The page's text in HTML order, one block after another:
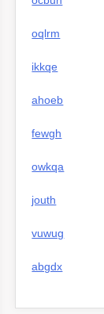
oqlrm
ikkqe
ahoeb
fewgh
owkqa
jouth
vuwug
abgdx